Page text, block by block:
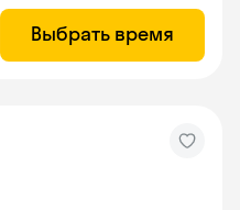
Выбрать время